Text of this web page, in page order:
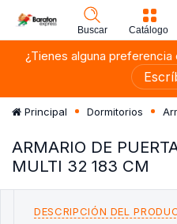
Buscar Catálogo
¿Tienes alguna
Principal Dormitorios
ARMARIO DE
MULTI 32 183 CM
DESCRIPCIÓN DEL